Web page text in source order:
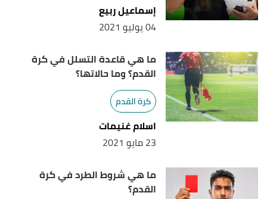
إسماعيل ربيع
04 يوليو 2021
ما هي قاعدة التسلل في كرة
القدم؟ وما حالاتها؟
كرة القدم
اسلام غنيمات
23 مايو 2021
ما هي شروط الطرد في كرة
القدم؟